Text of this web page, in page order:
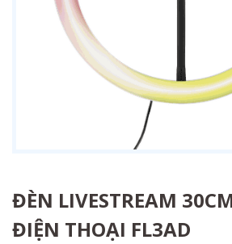
ĐÈN LIVESTREAM
ĐIỆN THOẠI FL3AD